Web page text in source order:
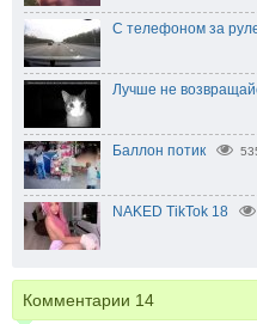
С телефоном за
Лучше не
Баллон потик
NAKED TikTok 18
Комментарии 14